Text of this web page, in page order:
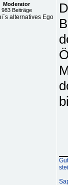
Moderator
983 Beiträge